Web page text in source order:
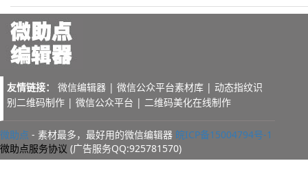
友情链接： 微信编辑器 | 微信公众平台素材库 | 动态指纹识
别二维码制作 | 微信公众平台 | 二维码美化在线制作
微助点 - 素材最多，最好用的微信编辑器 皖ICP备15004794号-1
微助点服务协议 (广告服务QQ:925781570)